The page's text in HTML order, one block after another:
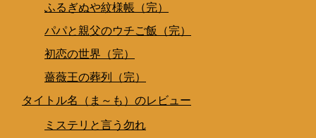
ふるぎぬや紋様帳（完）
パパと親父のウチご飯（完）
初恋の世界（完）
薔薇王の葬列（完）
タイトル名（ま～も）のレビュー
ミステリと言う勿れ